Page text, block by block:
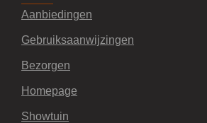
Aanbiedingen
Gebruiksaanwijzingen
Bezorgen
Homepage
Showtuin